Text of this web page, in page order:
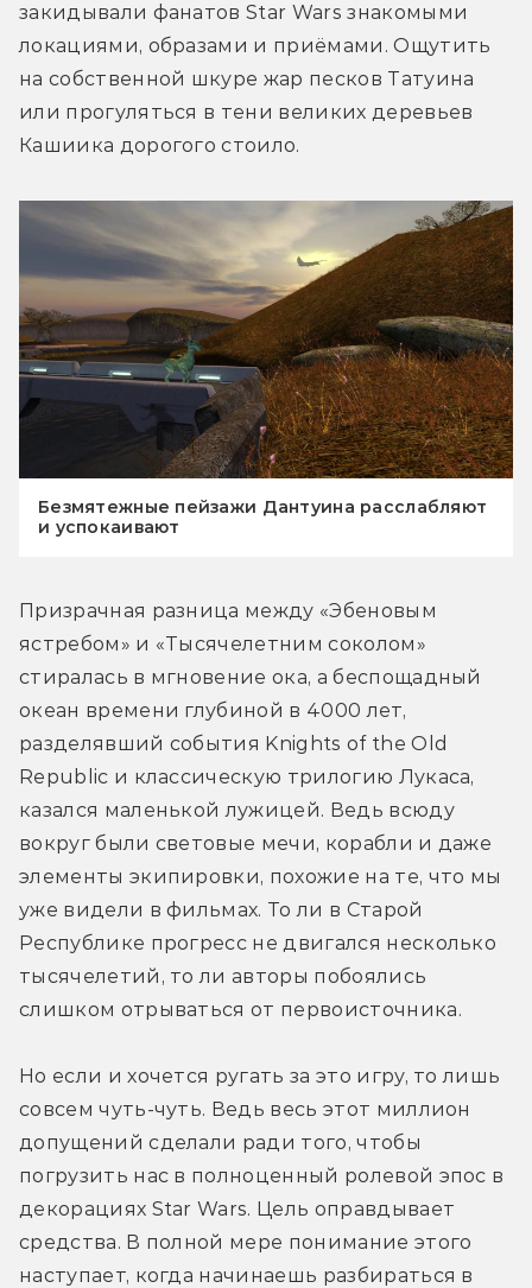
закидывали фанатов Star Wars знакомыми
локациями, образами и приёмами. Ощутить
на собственной шкуре жар песков Татуина
или прогуляться в тени великих деревьев
Кашиика дорогого стоило.
Безмятежные пейзажи Дантуина расслабляют
и успокаивают
Призрачная разница между «Эбеновым
ястребом» и «Тысячелетним соколом»
стиралась в мгновение ока, а беспощадный
океан времени глубиной в 4000 лет,
разделявший события Knights of the Old
Republic и классическую трилогию Лукаса,
казался маленькой лужицей. Ведь всюду
вокруг были световые мечи, корабли и даже
элементы экипировки, похожие на те, что мы
уже видели в фильмах. То ли в Старой
Республике прогресс не двигался несколько
тысячелетий, то ли авторы побоялись
слишком отрываться от первоисточника.
Но если и хочется ругать за это игру, то лишь
совсем чуть-чуть. Ведь весь этот миллион
допущений сделали ради того, чтобы
погрузить нас в полноценный ролевой эпос в
декорациях Star Wars. Цель оправдывает
средства. В полной мере понимание этого
наступает, когда начинаешь разбираться в